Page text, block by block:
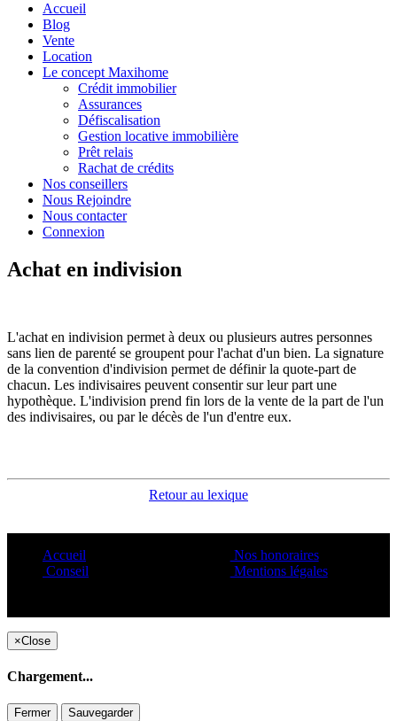
Accueil
Blog
Vente
Location
Le concept Maxihome
Crédit immobilier
Assurances
Défiscalisation
Gestion locative immobilière
Prêt relais
Rachat de crédits
Nos conseillers
Nous Rejoindre
Nous contacter
Connexion
Achat en indivision
L'achat en indivision permet à deux ou plusieurs autres personnes
sans lien de parenté se groupent pour l'achat d'un bien. La signature
de la convention d'indivision permet de définir la quote-part de
chacun. Les indivisaires peuvent consentir sur leur part une
hypothèque. L'indivision prend fin lors de la vente de la part de l'un
des indivisaires, ou par le décès de l'un d'entre eux.
Retour au lexique
Accueil
Conseil
Nos honoraires
Mentions légales
×Close
Chargement...
Fermer Sauvegarder